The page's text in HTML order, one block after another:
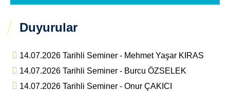
Duyurular
14.07.2026 Tarihli Seminer - Mehmet Yaşar KIRAS
14.07.2026 Tarihli Seminer - Burcu ÖZSELEK
14.07.2026 Tarihli Seminer - Onur ÇAKICI